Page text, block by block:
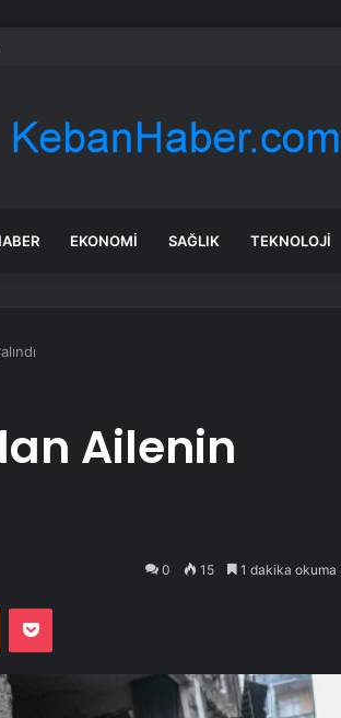
firari teröristi tutuklandı!
EKONOMI SAĞLIK TEKNOLOJI
Ailenin
0 15 1 dakika okuma
Odnoklassniki
Pocket